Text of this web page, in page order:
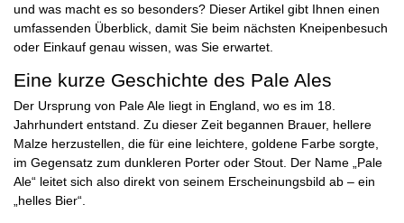
und was macht es so besonders? Dieser Artikel gibt Ihnen einen
umfassenden Überblick, damit Sie beim nächsten Kneipenbesuch
oder Einkauf genau wissen, was Sie erwartet.
Eine kurze Geschichte des Pale Ales
Der Ursprung von Pale Ale liegt in England, wo es im 18.
Jahrhundert entstand. Zu dieser Zeit begannen Brauer, hellere
Malze herzustellen, die für eine leichtere, goldene Farbe sorgte,
im Gegensatz zum dunkleren Porter oder Stout. Der Name „Pale
Ale“ leitet sich also direkt von seinem Erscheinungsbild ab – ein
„helles Bier“.